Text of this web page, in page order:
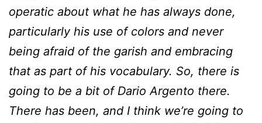
operatic about what he has always done,
particularly his use of colors and never
being afraid of the garish and embracing
that as part of his vocabulary. So, there is
going to be a bit of Dario Argento there.
There has been, and I think we’re going to